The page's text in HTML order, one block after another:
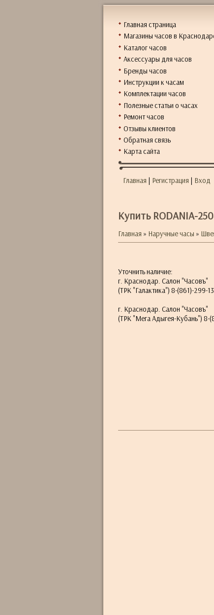
Главная страница
Магазины часов в
Каталог часов
Аксессуары для часов
Бренды часов
Инструкции к часам
Комплектации часов
Полезные статьи о часах
Ремонт часов
Отзывы клиентов
Обратная связь
Карта сайта
Главная | Регистрация | Вход
Купить RODANIA-
Главная » Наручные часы »
Уточнить наличие:
г. Краснодар. Салон "Часовъ"
(ТРК "Галактика") 8-(861)-299-
г. Краснодар. Салон "Часовъ"
(ТРК "Мега Адыгея-Кубань") 8-